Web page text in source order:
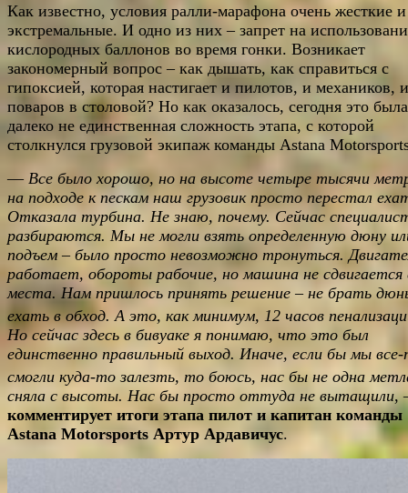
Как известно, условия ралли-марафона очень жесткие и
экстремальные. И одно из них – запрет на
кислородных баллонов во время гонки. Возникает
закономерный вопрос – как дышать, как справиться с
гипоксией, которая настигает и пилотов, и механиков, и
поваров в столовой? Но как оказалось, сегодня это была
далеко не единственная сложность этапа, с которой
столкнулся грузовой экипаж команды Astana
— Все было хорошо, но на высоте четыре тысячи
на подходе к пескам наш грузовик просто перестал
Отказала турбина. Не знаю, почему. Сейчас
разбираются. Мы не могли взять определенную дюну
подъем – было просто невозможно тронуться.
работает, обороты рабочие, но машина не сдвигается
места. Нам пришлось принять решение – не брать
ехать в обход. А это, как минимум, 12 часов
Но сейчас здесь в бивуаке я понимаю, что это был
единственно правильный выход. Иначе, если бы мы
смогли куда-то залезть, то боюсь, нас бы не одна
сняла с высоты. Нас бы просто оттуда не вытащили,
комментирует итоги этапа пилот и капитан команды
Astana Motorsports Артур Ардавичус.